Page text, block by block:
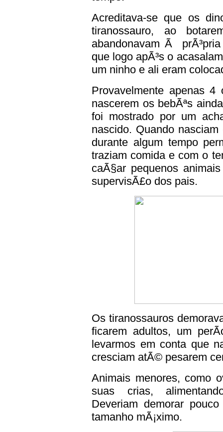
Acreditava-se que os
tiranossauro, ao
abandonavam Ã
que logo apÃ³s o
um ninho e ali eram
Provavelmente apenas
nascerem os bebÃªs
foi mostrado por um
nascido. Quando
durante algum tempo
traziam comida e com o
caÃ§ar pequenos
supervisÃ£o dos pais.
Os tiranossauros
ficarem adultos, um
levarmos em conta que
cresciam atÃ© pesarem
Animais menores, como
suas crias,
Deveriam demorar
tamanho mÃ¡ximo.